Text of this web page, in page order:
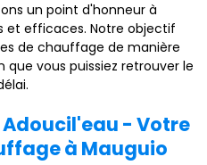
un point d'honneur à
et efficaces. Notre objectif
de chauffage de manière
vous puissiez retrouver le
- Votre
à Mauguio